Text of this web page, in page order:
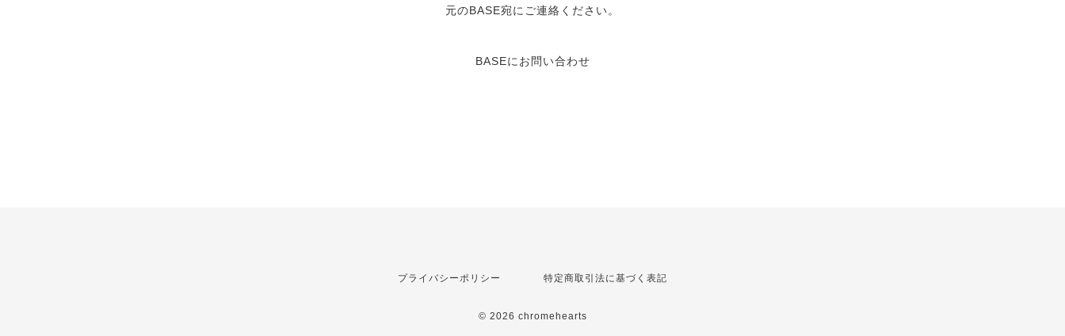
元のBASE宛にご連絡ください。
BASEにお問い合わせ
プライバシーポリシー 特定商取引法に基づく表記
© 2026 chromehearts